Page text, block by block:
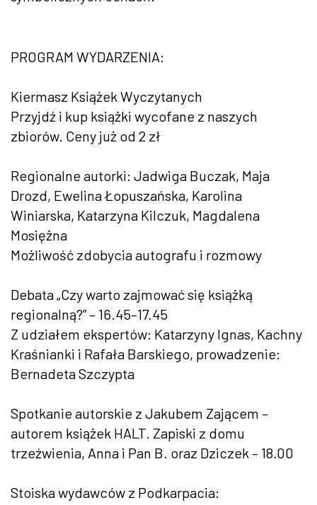
PROGRAM WYDARZENIA:
Kiermasz Książek Wyczytanych
Przyjdź i kup książki wycofane z naszych
zbiorów. Ceny już od 2 zł
Regionalne autorki: Jadwiga Buczak, Maja
Drozd, Ewelina Łopuszańska, Karolina
Winiarska, Katarzyna Kilczuk, Magdalena
Mosiężna
Możliwość zdobycia autografu i rozmowy
Debata „Czy warto zajmować się książką
regionalną?” – 16.45–17.45
Z udziałem ekspertów: Katarzyny Ignas, Kachny
Kraśnianki i Rafała Barskiego, prowadzenie:
Bernadeta Szczypta
Spotkanie autorskie z Jakubem Zającem –
autorem książek HALT. Zapiski z domu
trzeźwienia, Anna i Pan B. oraz Dziczek – 18.00
Stoiska wydawców z Podkarpacia: